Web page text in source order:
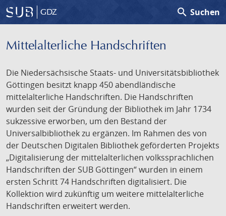
GDZ search Suchen
Mittelalterliche Handschriften
Die Niedersächsische Staats- und Universitätsbibliothek
Göttingen besitzt knapp 450 abendländische
mittelalterliche Handschriften. Die Handschriften
wurden seit der Gründung der Bibliothek im Jahr 1734
sukzessive erworben, um den Bestand der
Universalbibliothek zu ergänzen. Im Rahmen des von
der Deutschen Digitalen Bibliothek geförderten Projekts
„Digitalisierung der mittelalterlichen volkssprachlichen
Handschriften der SUB Göttingen“ wurden in einem
ersten Schritt 74 Handschriften digitalisiert. Die
Kollektion wird zukünftig um weitere mittelalterliche
Handschriften erweitert werden.